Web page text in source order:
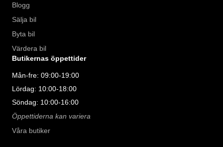
Blogg
Sälja bil
Byta bil
Värdera bil
Butikernas öppettider
Mån-fre: 09:00-19:00
Lördag: 10:00-18:00
Söndag: 10:00-16:00
Öppettiderna kan variera
Våra butiker